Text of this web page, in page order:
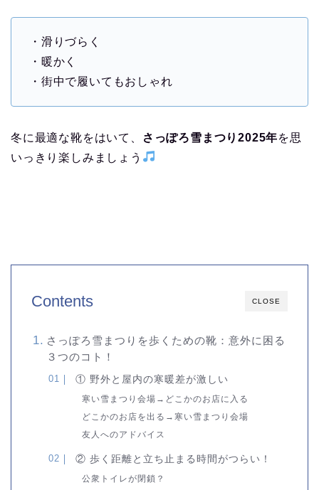
・滑りづらく
・暖かく
・街中で履いてもおしゃれ
冬に最適な靴をはいて、 さっぽろ雪まつり2025年を思
いっきり楽しみましょう
CLOSE
Contents
さっぽろ雪まつりを歩くための靴：意外に困る
３つのコト！
① 野外と屋内の寒暖差が激しい
寒い雪まつり会場→どこかのお店に入る
どこかのお店を出る→寒い雪まつり会場
友人へのアドバイス
② 歩く距離と立ち止まる時間がつらい！
公衆トイレが閉鎖？